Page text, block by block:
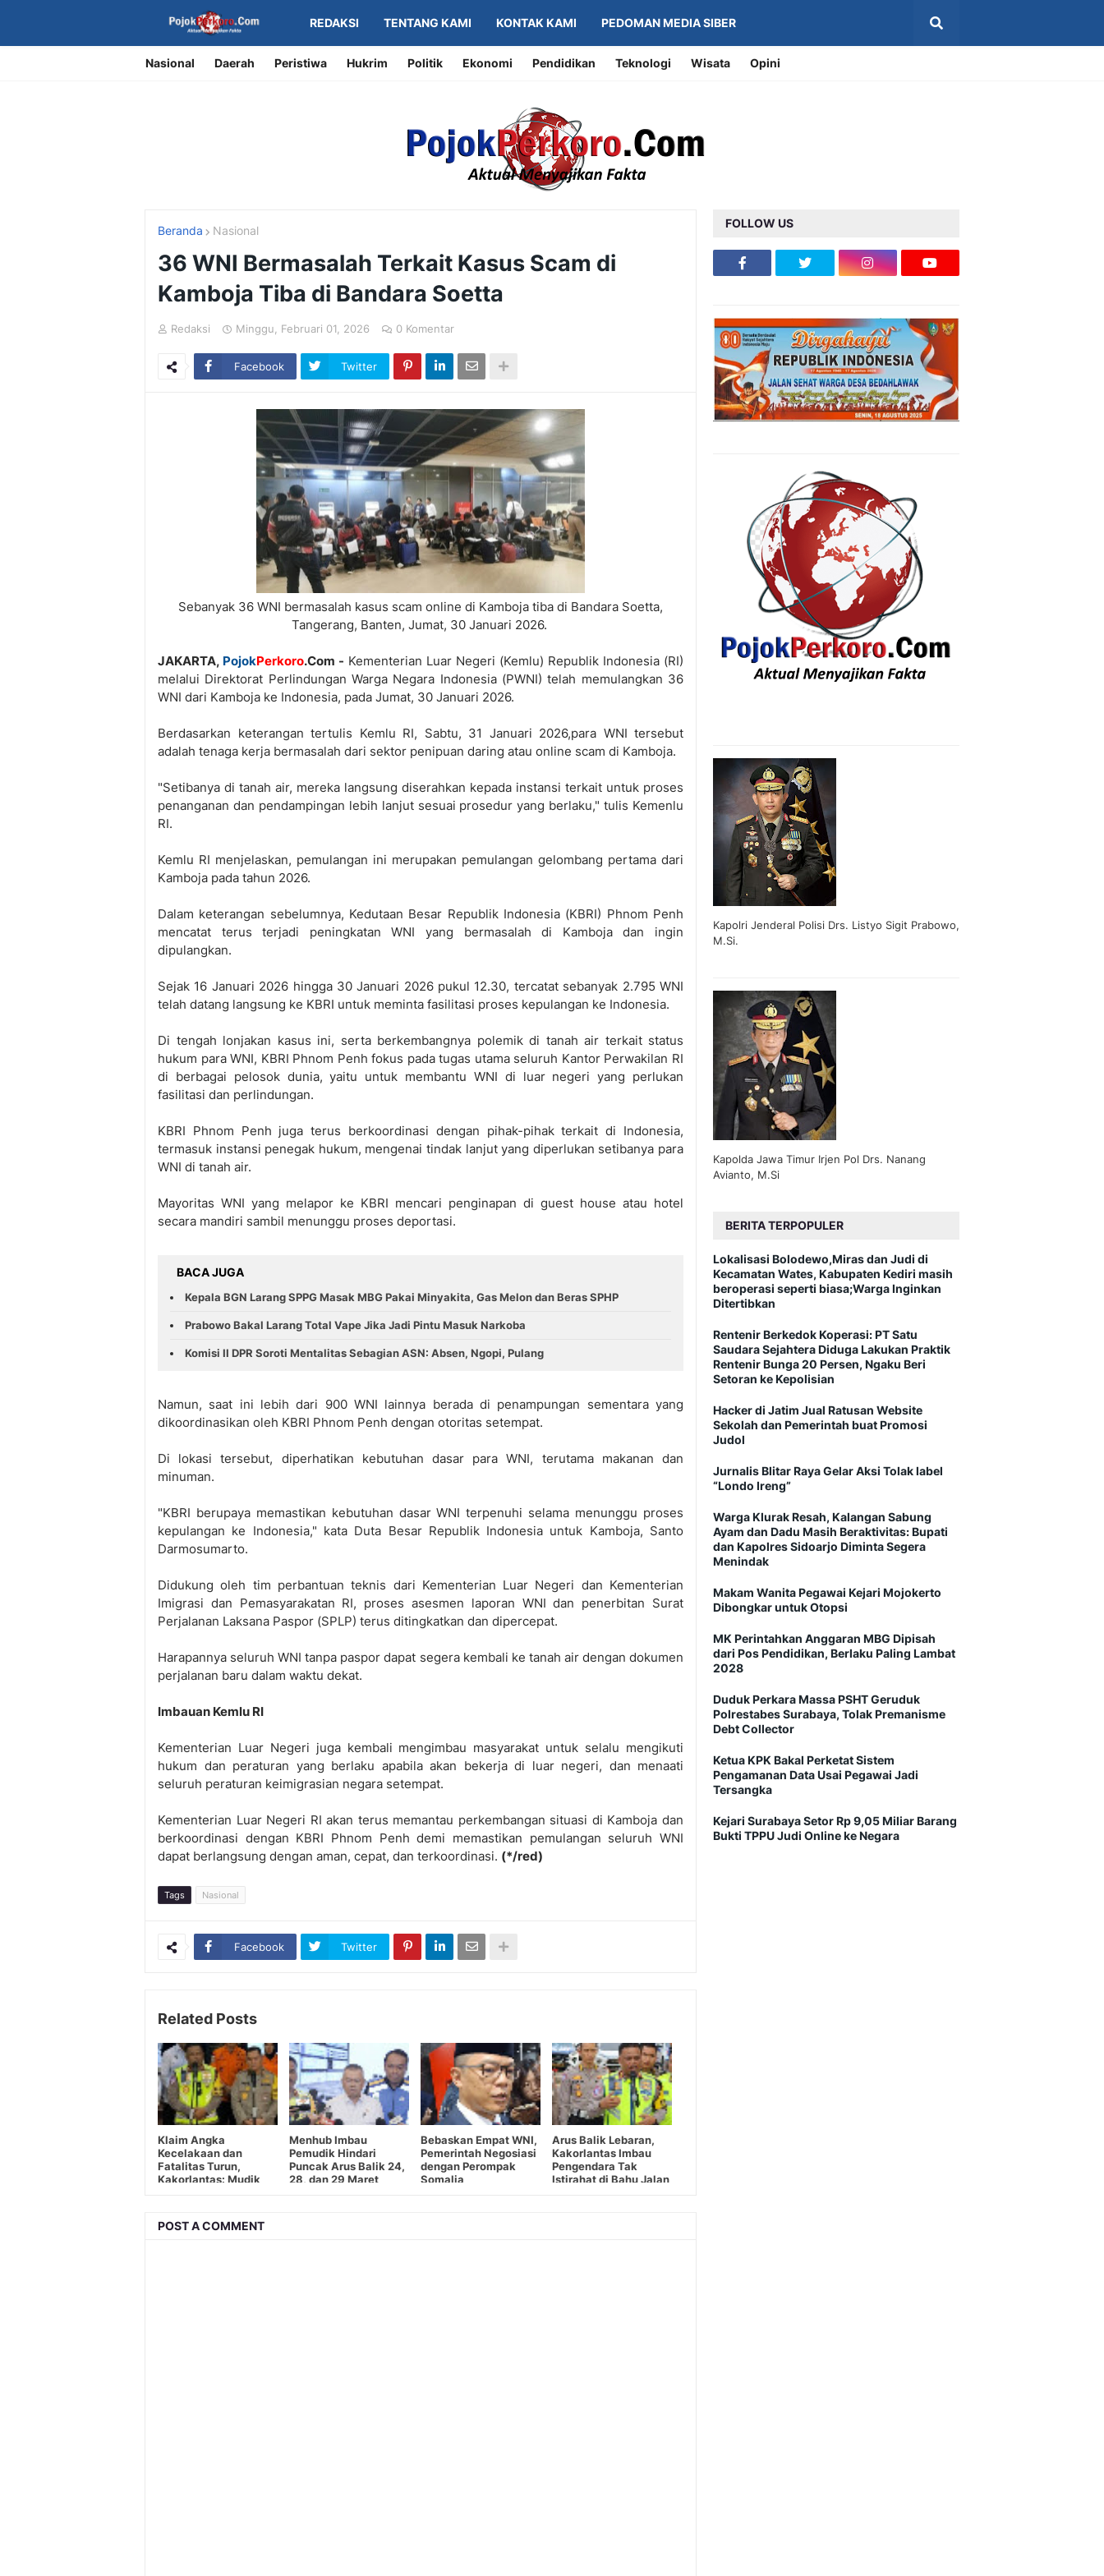
REDAKSI TENTANG KAMI KONTAK KAMI PEDOMAN MEDIA SIBER
Nasional Daerah Peristiwa Hukrim Politik Ekonomi Pendidikan Teknologi Wisata Opini
Beranda Nasional
36 WNI Bermasalah Terkait Kasus Scam di
Kamboja Tiba di Bandara Soetta
Redaksi Minggu, Februari 01, 2026 0 Komentar
Facebook Twitter
Sebanyak 36 WNI bermasalah kasus scam online di Kamboja tiba di Bandara Soetta,
Tangerang, Banten, Jumat, 30 Januari 2026.
JAKARTA, PojokPerkoro.Com - Kementerian Luar Negeri (Kemlu) Republik Indonesia (RI)
melalui Direktorat Perlindungan Warga Negara Indonesia (PWNI) telah memulangkan 36
WNI dari Kamboja ke Indonesia, pada Jumat, 30 Januari 2026.
Berdasarkan keterangan tertulis Kemlu RI, Sabtu, 31 Januari 2026,para WNI tersebut
adalah tenaga kerja bermasalah dari sektor penipuan daring atau online scam di Kamboja.
"Setibanya di tanah air, mereka langsung diserahkan kepada instansi terkait untuk proses
penanganan dan pendampingan lebih lanjut sesuai prosedur yang berlaku," tulis Kemenlu
RI.
Kemlu RI menjelaskan, pemulangan ini merupakan pemulangan gelombang pertama dari
Kamboja pada tahun 2026.
Dalam keterangan sebelumnya, Kedutaan Besar Republik Indonesia (KBRI) Phnom Penh
mencatat terus terjadi peningkatan WNI yang bermasalah di Kamboja dan ingin
dipulangkan.
Sejak 16 Januari 2026 hingga 30 Januari 2026 pukul 12.30, tercatat sebanyak 2.795 WNI
telah datang langsung ke KBRI untuk meminta fasilitasi proses kepulangan ke Indonesia.
Di tengah lonjakan kasus ini, serta berkembangnya polemik di tanah air terkait status
hukum para WNI, KBRI Phnom Penh fokus pada tugas utama seluruh Kantor Perwakilan RI
di berbagai pelosok dunia, yaitu untuk membantu WNI di luar negeri yang perlukan
fasilitasi dan perlindungan.
KBRI Phnom Penh juga terus berkoordinasi dengan pihak-pihak terkait di Indonesia,
termasuk instansi penegak hukum, mengenai tindak lanjut yang diperlukan setibanya para
WNI di tanah air.
Mayoritas WNI yang melapor ke KBRI mencari penginapan di guest house atau hotel
secara mandiri sambil menunggu proses deportasi.
BACA JUGA
Kepala BGN Larang SPPG Masak MBG Pakai Minyakita, Gas Melon dan Beras SPHP
Prabowo Bakal Larang Total Vape Jika Jadi Pintu Masuk Narkoba
Komisi II DPR Soroti Mentalitas Sebagian ASN: Absen, Ngopi, Pulang
Namun, saat ini lebih dari 900 WNI lainnya berada di penampungan sementara yang
dikoordinasikan oleh KBRI Phnom Penh dengan otoritas setempat.
Di lokasi tersebut, diperhatikan kebutuhan dasar para WNI, terutama makanan dan
minuman.
"KBRI berupaya memastikan kebutuhan dasar WNI terpenuhi selama menunggu proses
kepulangan ke Indonesia," kata Duta Besar Republik Indonesia untuk Kamboja, Santo
Darmosumarto.
Didukung oleh tim perbantuan teknis dari Kementerian Luar Negeri dan Kementerian
Imigrasi dan Pemasyarakatan RI, proses asesmen laporan WNI dan penerbitan Surat
Perjalanan Laksana Paspor (SPLP) terus ditingkatkan dan dipercepat.
Harapannya seluruh WNI tanpa paspor dapat segera kembali ke tanah air dengan dokumen
perjalanan baru dalam waktu dekat.
Imbauan Kemlu RI
Kementerian Luar Negeri juga kembali mengimbau masyarakat untuk selalu mengikuti
hukum dan peraturan yang berlaku apabila akan bekerja di luar negeri, dan menaati
seluruh peraturan keimigrasian negara setempat.
Kementerian Luar Negeri RI akan terus memantau perkembangan situasi di Kamboja dan
berkoordinasi dengan KBRI Phnom Penh demi memastikan pemulangan seluruh WNI
dapat berlangsung dengan aman, cepat, dan terkoordinasi. (*/red)
Tags Nasional
Facebook Twitter
Related Posts
Klaim Angka
Kecelakaan dan
Fatalitas Turun,
Kakorlantas: Mudik
Menhub Imbau
Pemudik Hindari
Puncak Arus Balik 24,
28, dan 29 Maret
Bebaskan Empat WNI,
Pemerintah Negosiasi
dengan Perompak
Somalia
Arus Balik Lebaran,
Kakorlantas Imbau
Pengendara Tak
Istirahat di Bahu Jalan
POST A COMMENT
FOLLOW US
Kapolri Jenderal Polisi Drs. Listyo Sigit Prabowo,
M.Si.
Kapolda Jawa Timur Irjen Pol Drs. Nanang
Avianto, M.Si
BERITA TERPOPULER
Lokalisasi Bolodewo,Miras dan Judi di
Kecamatan Wates, Kabupaten Kediri masih
beroperasi seperti biasa;Warga Inginkan
Ditertibkan
Rentenir Berkedok Koperasi: PT Satu
Saudara Sejahtera Diduga Lakukan Praktik
Rentenir Bunga 20 Persen, Ngaku Beri
Setoran ke Kepolisian
Hacker di Jatim Jual Ratusan Website
Sekolah dan Pemerintah buat Promosi
Judol
Jurnalis Blitar Raya Gelar Aksi Tolak label
“Londo Ireng”
Warga Klurak Resah, Kalangan Sabung
Ayam dan Dadu Masih Beraktivitas: Bupati
dan Kapolres Sidoarjo Diminta Segera
Menindak
Makam Wanita Pegawai Kejari Mojokerto
Dibongkar untuk Otopsi
MK Perintahkan Anggaran MBG Dipisah
dari Pos Pendidikan, Berlaku Paling Lambat
2028
Duduk Perkara Massa PSHT Geruduk
Polrestabes Surabaya, Tolak Premanisme
Debt Collector
Ketua KPK Bakal Perketat Sistem
Pengamanan Data Usai Pegawai Jadi
Tersangka
Kejari Surabaya Setor Rp 9,05 Miliar Barang
Bukti TPPU Judi Online ke Negara